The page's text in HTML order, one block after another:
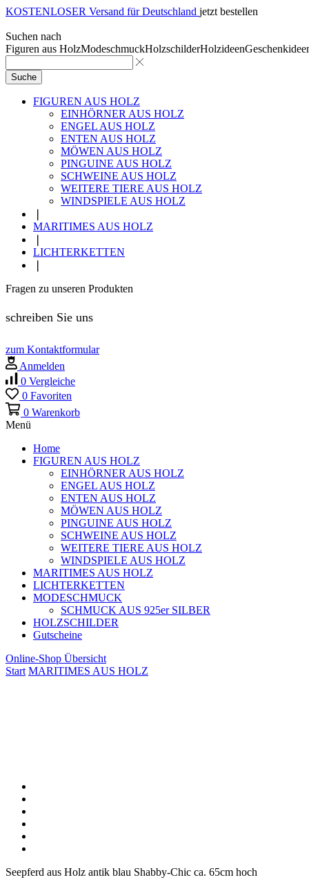
KOSTENLOSER Versand für Deutschland jetzt bestellen
Suchen nach
Figuren aus HolzModeschmuckHolzschilderHolzideen
Suche
FIGUREN AUS HOLZ
EINHÖRNER AUS HOLZ
ENGEL AUS HOLZ
ENTEN AUS HOLZ
MÖWEN AUS HOLZ
PINGUINE AUS HOLZ
SCHWEINE AUS HOLZ
WEITERE TIERE AUS HOLZ
WINDSPIELE AUS HOLZ
MARITIMES AUS HOLZ
LICHTERKETTEN
Fragen zu unseren Produkten
schreiben Sie uns
zum Kontaktformular
Anmelden
0 Vergleiche
0 Favoriten
0 Warenkorb
Menü
Home
FIGUREN AUS HOLZ
EINHÖRNER AUS HOLZ
ENGEL AUS HOLZ
ENTEN AUS HOLZ
MÖWEN AUS HOLZ
PINGUINE AUS HOLZ
SCHWEINE AUS HOLZ
WEITERE TIERE AUS HOLZ
WINDSPIELE AUS HOLZ
MARITIMES AUS HOLZ
LICHTERKETTEN
MODESCHMUCK
SCHMUCK AUS 925er SILBER
HOLZSCHILDER
Gutscheine
Online-Shop Übersicht
Start MARITIMES AUS HOLZ
Seepferd aus Holz antik blau Shabby-Chic ca. 65cm hoch